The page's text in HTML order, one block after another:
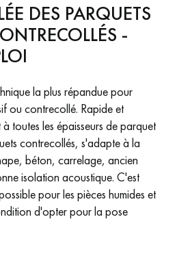
PARQUET CONTRECOLLÉ -
FLOTTANT
PARQUET VERNIS
PARQUET EN BOIS BRUT
PARQUET EN CHÊNE FUMÉ
PARQUET EN CHÊNE
DES PARQUETS
-
la plus répandue pour
ou contrecollé. Rapide et
toutes les épaisseurs de parquet
contrecollés, s'adapte à la
béton, carrelage, ancien
isolation acoustique. C'est
pour les pièces humides et
d'opter pour la pose